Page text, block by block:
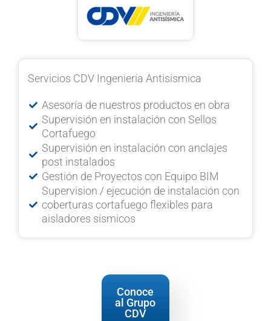
Servicios CDV Ingeniería Antisísmica
Asesoría de nuestros productos en obra
Supervisión en instalación con Sellos
Cortafuego
Supervisión en instalación con anclajes
post instalados
Gestión de Proyectos con Equipo BIM
Supervision / ejecución de instalación con
coberturas cortafuego flexibles para
aisladores sísmicos
Conoce
al Grupo
CDV